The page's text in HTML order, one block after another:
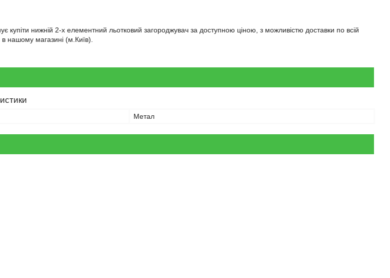
купіти нижній 2-х елементний льотковий загороджувач за доступною ціною, з можливістю доставки по всій
нашому магазині (м.Київ).
Метал